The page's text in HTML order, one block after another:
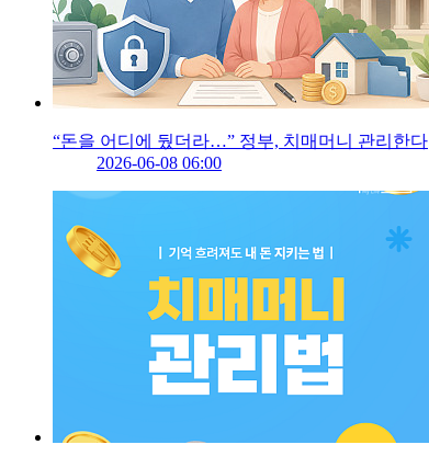
“돈을 어디에 뒀더라…” 정부, 치매머니 관리한다
2026-06-08 06:00